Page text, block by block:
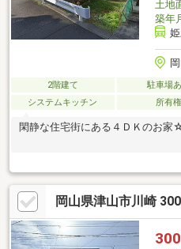
土地
築年
2階建て 駐車場
システムキッチン
所有権
閑静な住宅街にある４ＤＫのお家
岡山県津山市川崎
300